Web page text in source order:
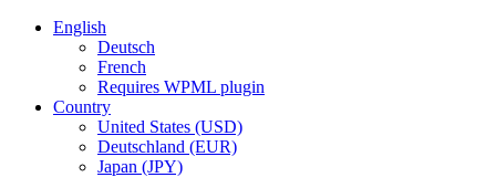
English
Deutsch
French
Requires WPML plugin
Country
United States (USD)
Deutschland (EUR)
Japan (JPY)